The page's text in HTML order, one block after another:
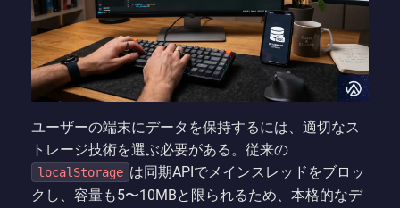
ユーザーの端末にデータを保持するには、適切なス
トレージ技術を選ぶ必要がある。従来の
localStorage は同期APIでメインスレッドをブロッ
クし、容量も5〜10MBと限られるため、本格的なデ